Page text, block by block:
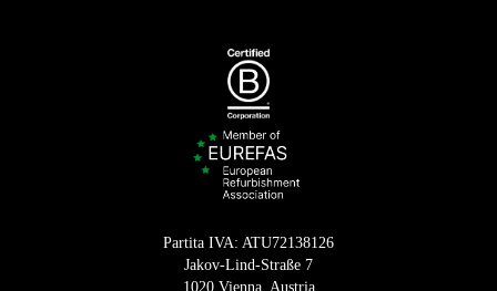
Partita IVA: ATU72138126
Jakov-Lind-Straße 7
1020 Vienna, Austria